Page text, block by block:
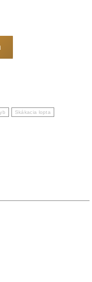
Skákacia lopta